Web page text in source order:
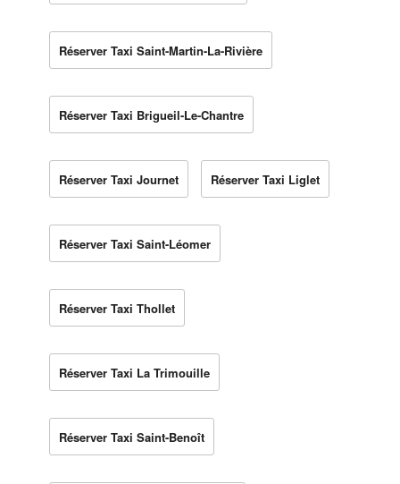
Réserver Taxi Saint-Martin-La-Rivière
Réserver Taxi Brigueil-Le-Chantre
Réserver Taxi Journet Réserver Taxi Liglet
Réserver Taxi Saint-Léomer
Réserver Taxi Thollet
Réserver Taxi La Trimouille
Réserver Taxi Saint-Benoît